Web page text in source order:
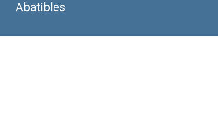
Abatibles